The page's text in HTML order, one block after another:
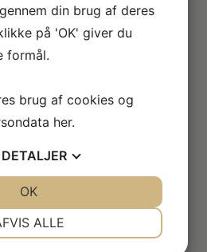
din brug af deres
på 'OK' giver du
formål.
brug af cookies og
her.
DETALJER
ALLE
OK